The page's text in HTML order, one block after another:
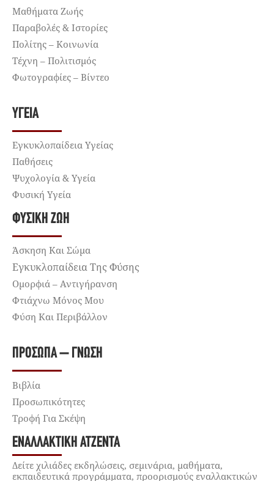
Μαθήματα Ζωής
Παραβολές & Ιστορίες
Πολίτης – Κοινωνία
Τέχνη – Πολιτισμός
Φωτογραφίες – Βίντεο
ΥΓΕΊΑ
Εγκυκλοπαίδεια Υγείας
Παθήσεις
Ψυχολογία & Υγεία
Φυσική Υγεία
ΦΥΣΙΚΉ ΖΩΉ
Άσκηση Και Σώμα
Εγκυκλοπαίδεια Της Φύσης
Ομορφιά – Αντιγήρανση
Φτιάχνω Μόνος Μου
Φύση Και Περιβάλλον
ΠΡΌΣΩΠΑ – ΓΝΏΣΗ
Βιβλία
Προσωπικότητες
Τροφή Για Σκέψη
ΕΝΑΛΛΑΚΤΙΚΉ ΑΤΖΈΝΤΑ
Δείτε χιλιάδες εκδηλώσεις, σεμινάρια, μαθήματα,
εκπαιδευτικά προγράμματα, προορισμούς εναλλακτικών